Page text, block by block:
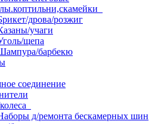
дрова/розжиг
учаги
щепа
барбекю
соединение
д/ремонта бескамерных шин